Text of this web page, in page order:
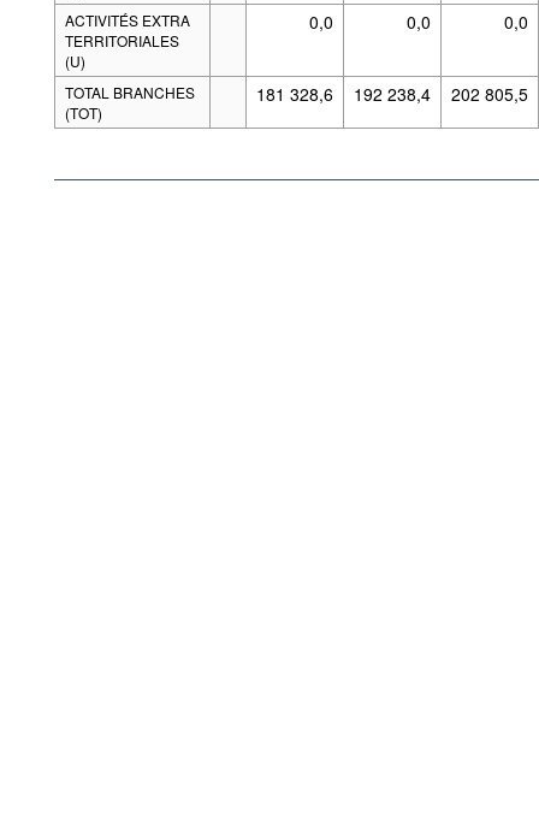
ACTIVITÉS EXTRA
TERRITORIALES
(U)
0,0 0,0 0,0
TOTAL BRANCHES
(TOT)
181 328,6 192 238,4 202 805,5